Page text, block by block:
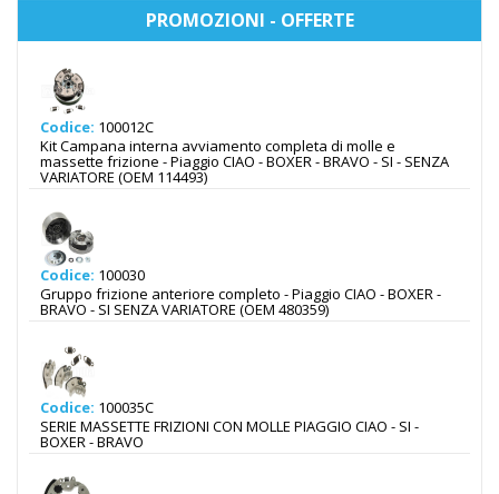
PROMOZIONI - OFFERTE
Codice: 100012C
Kit Campana interna avviamento completa di molle e
massette frizione - Piaggio CIAO - BOXER - BRAVO - SI - SENZA
VARIATORE (OEM 114493)
Codice: 100030
Gruppo frizione anteriore completo - Piaggio CIAO - BOXER -
BRAVO - SI SENZA VARIATORE (OEM 480359)
Codice: 100035C
SERIE MASSETTE FRIZIONI CON MOLLE PIAGGIO CIAO - SI -
BOXER - BRAVO